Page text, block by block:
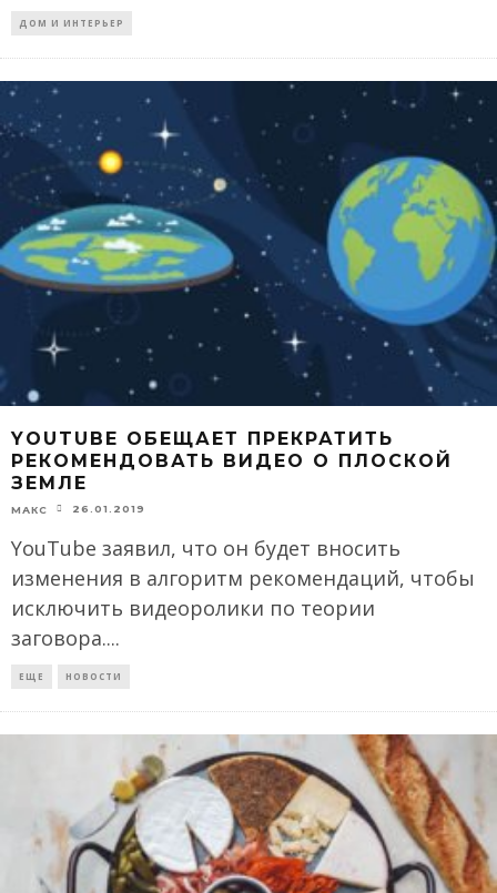
ДОМ И ИНТЕРЬЕР
YOUTUBE ОБЕЩАЕТ ПРЕКРАТИТЬ
РЕКОМЕНДОВАТЬ ВИДЕО О ПЛОСКОЙ
ЗЕМЛЕ
МАКС 26.01.2019
YouTube заявил, что он будет вносить
изменения в алгоритм рекомендаций, чтобы
исключить видеоролики по теории
заговора....
ЕЩЕ НОВОСТИ